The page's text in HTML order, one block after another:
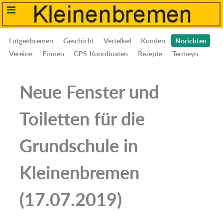
Lütgenbremen Geschicht Vertellsel Kunden
Norichten
Vereine
Firmen GPS-Koordinaten Rezepte Termeyn
Neue Fenster und
Toiletten für die
Grundschule in
Kleinenbremen
(17.07.2019)